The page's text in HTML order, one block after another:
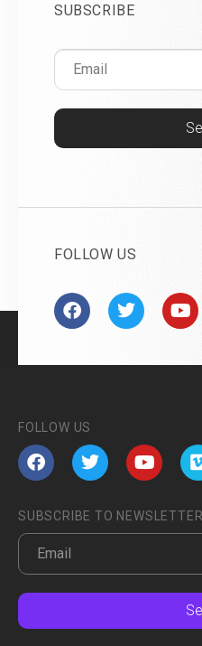
SUBSCRIBE
FOLLOW US
FOLLOW US
SUBSCRIBE TO NEWSLETTER